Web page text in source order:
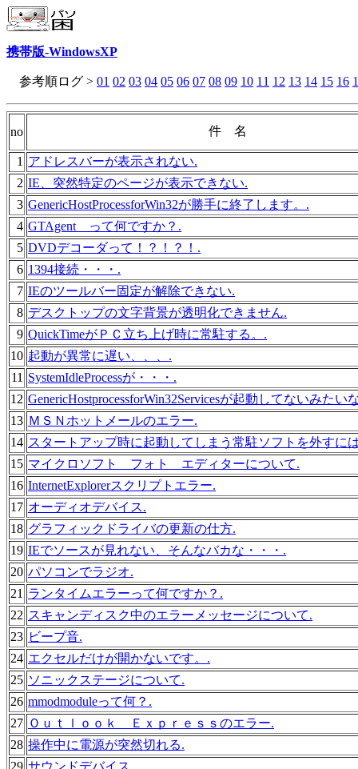
携帯版-WindowsXP
参考順ログ > 01 02 03 04 05 06 07 08 09 10 11 12 13 14 15 16
no 件 名
1 アドレスバーが表示されない.
2 IE、突然特定のページが表示できない.
3 GenericHostProcessforWin32が勝手に終了します。.
4 GTAgent って何ですか？.
5 DVDデコーダって！？！？！.
6 1394接続・・・.
7 IEのツールバー固定が解除できない.
8 デスクトップの文字背景が透明化できません.
9 QuickTimeがＰＣ立ち上げ時に常駐する。.
10 起動が異常に遅い、、、.
11 SystemIdleProcessが・・・.
12 GenericHostprocessforWin32Servicesが起動してないみたい
13 ＭＳＮホットメールのエラー.
14 スタートアップ時に起動してしまう常駐ソフトを外すに
15 マイクロソフト フォト エディターについて.
16 InternetExplorerスクリプトエラー.
17 オーディオデバイス.
18 グラフィックドライバの更新の仕方.
19 IEでソースが見れない、そんなバカな・・・.
20 パソコンでラジオ.
21 ランタイムエラーって何ですか？.
22 スキャンディスク中のエラーメッセージについて.
23 ビープ音.
24 エクセルだけが開かないです。.
25 ソニックステージについて.
26 mmodmoduleって何？.
27 Ｏｕｔｌｏｏｋ Ｅｘｐｒｅｓｓのエラー.
28 操作中に電源が突然切れる.
29 サウンドデバイス.